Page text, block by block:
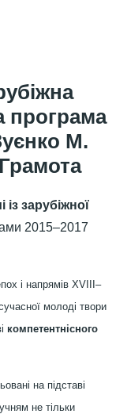
програма
М.
із зарубіжної
2015–2017
і напрямів XVIII–
молоді твори
компетентнісного
на підставі
не тільки